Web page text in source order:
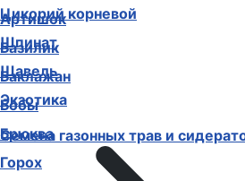
Артишок
Базилик
Баклажан
Бобы
Брюква
Горох
Цикорий корневой
Шпинат
Щавель
Экзотика
Семена газонных трав и